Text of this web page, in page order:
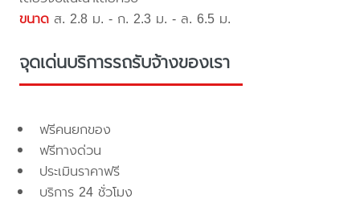
ขนาด ส. 2.8 ม. - ก. 2.3 ม. - ล. 6.5 ม.
จุดเด่นบริการรถรับจ้างของเรา
ฟรีคนยกของ
ฟรีทางด่วน
ประเมินราคาฟรี
บริการ 24 ชั่วโมง